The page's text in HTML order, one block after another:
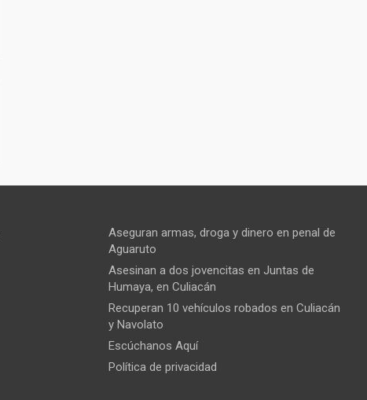
Aseguran armas, droga y dinero en penal de
Aguaruto
Asesinan a dos jovencitas en Juntas de
Humaya, en Culiacán
Recuperan 10 vehículos robados en Culiacán
y Navolato
Escúchanos Aquí
Política de privacidad